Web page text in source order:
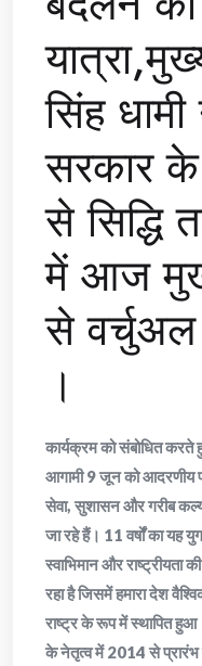
सिंह
सरकार के
से सिद्धि
में आज
से वर्चुअल
।
कार्यक्रम को संबोधित करते
आगामी 9 जून को आदरणीय
सेवा, सुशासन और गरीब
जा रहे हैं। 11 वर्षों का यह
स्वाभिमान और राष्ट्रीयता
रहा है जिसमें हमारा देश
राष्ट्र के रूप में स्थापित
के नेतृत्व में 2014 से प्रारंभ